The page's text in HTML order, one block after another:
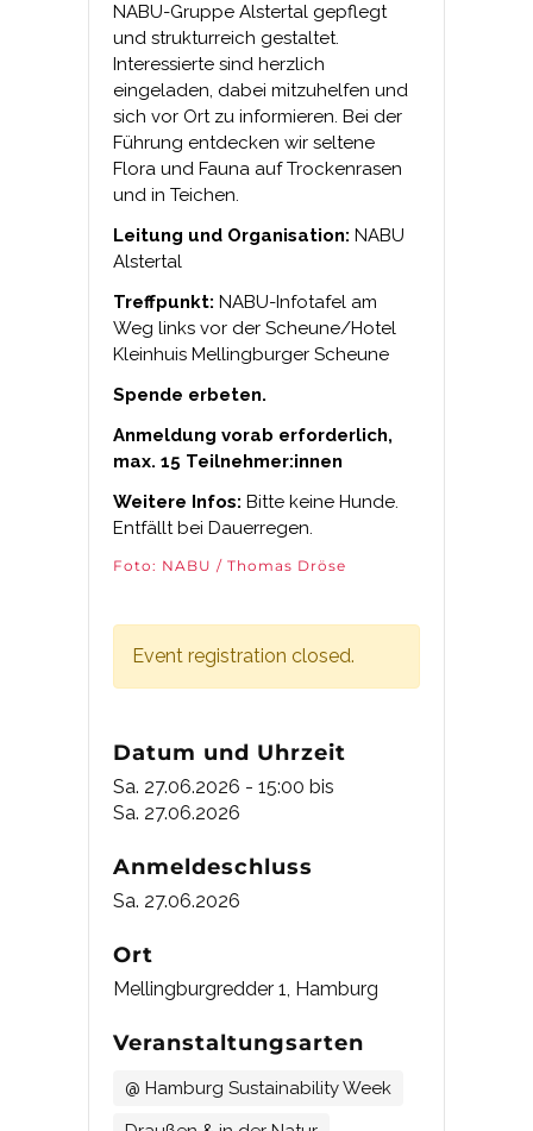
NABU-Gruppe Alstertal gepflegt
und strukturreich gestaltet.
Interessierte sind herzlich
eingeladen, dabei mitzuhelfen und
sich vor Ort zu informieren. Bei der
Führung entdecken wir seltene
Flora und Fauna auf Trockenrasen
und in Teichen.
Leitung und Organisation: NABU
Alstertal
Treffpunkt: NABU-Infotafel am
Weg links vor der Scheune/Hotel
Kleinhuis Mellingburger Scheune
Spende erbeten.
Anmeldung vorab erforderlich,
max. 15 Teilnehmer:innen
Weitere Infos: Bitte keine Hunde.
Entfällt bei Dauerregen.
Foto: NABU / Thomas Dröse
Event registration closed.
Datum und Uhrzeit
Sa. 27.06.2026 - 15:00 bis
Sa. 27.06.2026
Anmeldeschluss
Sa. 27.06.2026
Ort
Mellingburgredder 1, Hamburg
Veranstaltungsarten
@ Hamburg Sustainability Week